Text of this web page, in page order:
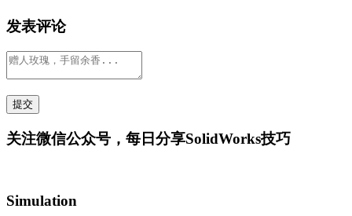
发表评论
关注微信公众号，每日分享SolidWorks技巧
Simulation